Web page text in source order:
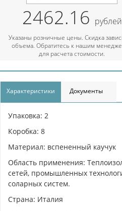
2462.16 рублей
Указаны розничные цены. Скидка
объема. Обратитесь к нашим
для расчета стоимости.
Характеристики Документы
Упаковка: 2
Коробка: 8
Материал: вспененный каучук
Область применения:
сетей, промышленных
соларных систем.
Страна: Италия